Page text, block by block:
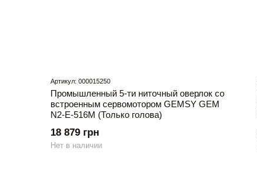
Артикул: 000015250
Промышленный 5-ти ниточный оверлок со
встроенным сервомотором GEMSY GEM
N2-E-516M (Только голова)
18 879 грн
Нет в наличии